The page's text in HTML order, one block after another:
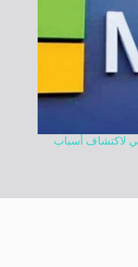
لاكتشاف أسباب